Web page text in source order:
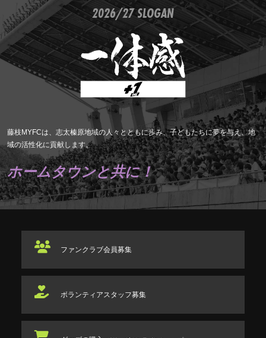
2026/27 SLOGAN
藤枝MYFCは、志太榛原地域の人々とともに歩み、子どもたちに夢を与え、地
域の活性化に貢献します。
ホームタウンと共に！
ファンクラブ会員募集
ボランティアスタッフ募集